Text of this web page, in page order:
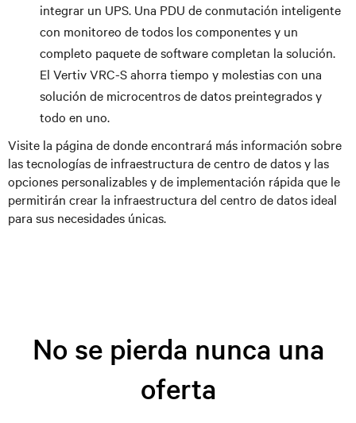
integrar un UPS. Una PDU de conmutación inteligente
con monitoreo de todos los componentes y un
completo paquete de software completan la solución.
El Vertiv VRC-S ahorra tiempo y molestias con una
solución de microcentros de datos preintegrados y
todo en uno.
Visite la página dedonde encontrará más información sobre
las tecnologías de infraestructura de centro de datos y las
opciones personalizables y de implementación rápida que le
permitirán crear la infraestructura del centro de datos ideal
para sus necesidades únicas.
No se pierda nunca una
oferta